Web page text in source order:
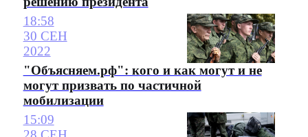
18:58
30 СЕН
2022
"Объясняем.рф": кого и как могут и не
могут призвать по частичной
мобилизации
15:09